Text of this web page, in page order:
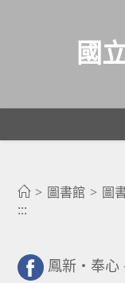
國
> 圖書館 > 圖
:::
鳳新・奉心